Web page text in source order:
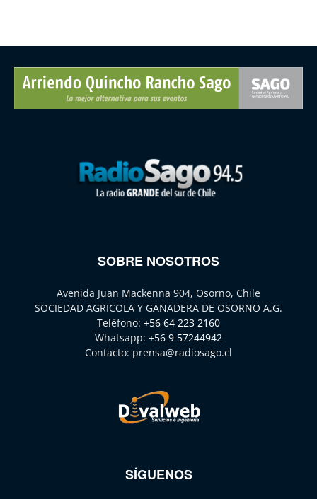
SOBRE NOSOTROS
Avenida Juan Mackenna 904, Osorno, Chile
SOCIEDAD AGRICOLA Y GANADERA DE OSORNO A.G.
Teléfono: +56 64 223 2160
Whatsapp: +56 9 57244942
Contacto: prensa@radiosago.cl
SÍGUENOS